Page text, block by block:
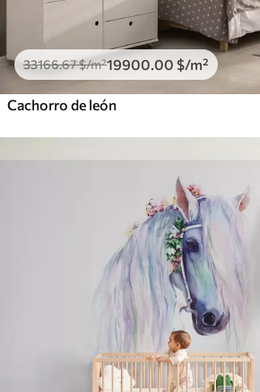
33166.67$/m²19900 .00 $/m²
Cachorro de león